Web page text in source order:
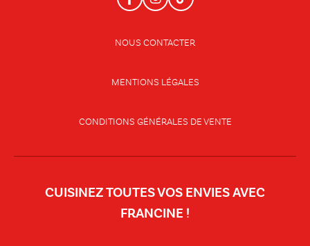
NOUS CONTACTER
MENTIONS LÉGALES
CONDITIONS GÉNÉRALES DE VENTE
CUISINEZ TOUTES VOS ENVIES AVEC
FRANCINE !